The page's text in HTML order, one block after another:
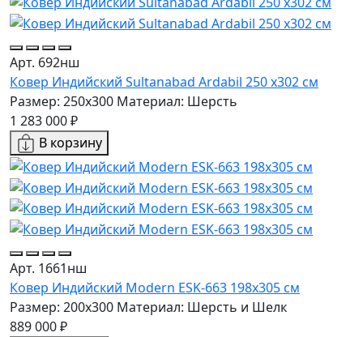
Арт. 692нш
Ковер Индийский Sultanabad Ardabil 250 x302 см
Размер: 250x300 Материал: Шерсть
1 283 000 ₽
В корзину
Арт. 1661нш
Ковер Индийский Modern ESK-663 198x305 см
Размер: 200x300 Материал: Шерсть и Шелк
889 000 ₽